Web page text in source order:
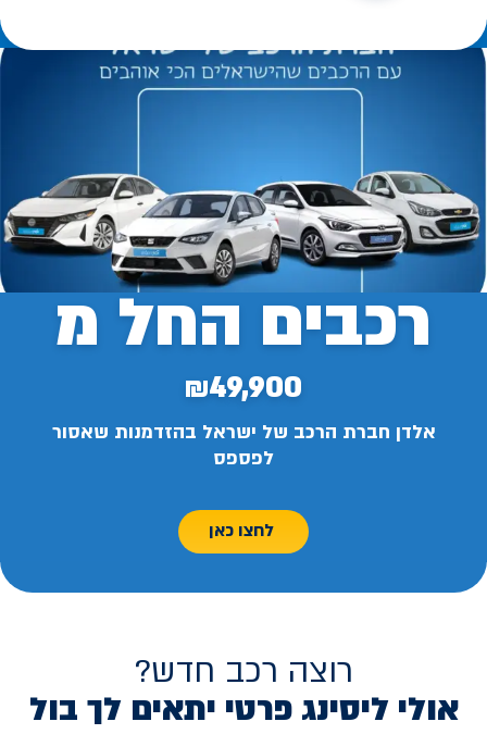
רכבים החל מ
₪49,900
אלדן חברת הרכב של ישראל בהזדמנות שאסור
לפספס
לחצו כאן
רוצה רכב חדש?
אולי ליסינג פרטי יתאים לך בול